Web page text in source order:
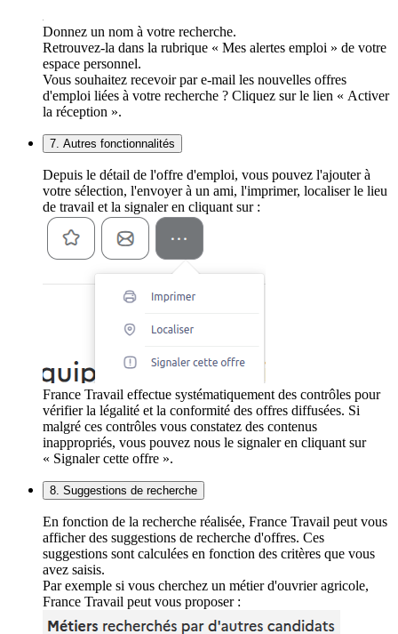
Donnez un nom à votre recherche.
Retrouvez-la dans la rubrique « Mes alertes emploi » de votre
espace personnel.
Vous souhaitez recevoir par e-mail les nouvelles offres
d'emploi liées à votre recherche ? Cliquez sur le lien « Activer
la réception ».
7. Autres fonctionnalités
Depuis le détail de l'offre d'emploi, vous pouvez l'ajouter à
votre sélection, l'envoyer à un ami, l'imprimer, localiser le lieu
de travail et la signaler en cliquant sur :
France Travail effectue systématiquement des contrôles pour
vérifier la légalité et la conformité des offres diffusées. Si
malgré ces contrôles vous constatez des contenus
inappropriés, vous pouvez nous le signaler en cliquant sur
« Signaler cette offre ».
8. Suggestions de recherche
En fonction de la recherche réalisée, France Travail peut vous
afficher des suggestions de recherche d'offres. Ces
suggestions sont calculées en fonction des critères que vous
avez saisis.
Par exemple si vous cherchez un métier d'ouvrier agricole,
France Travail peut vous proposer :